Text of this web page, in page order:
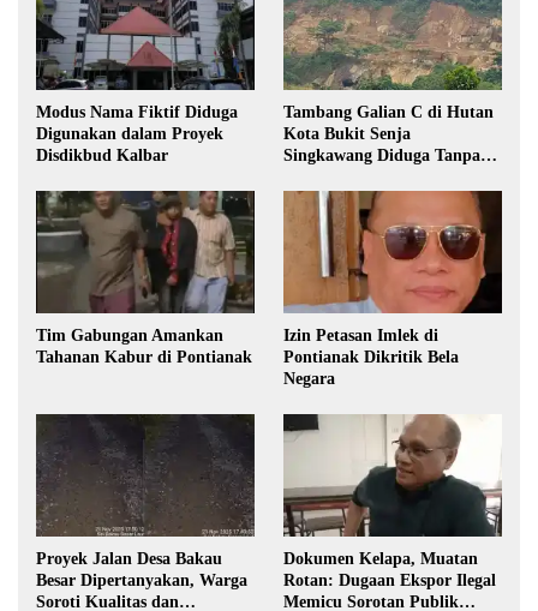
Modus Nama Fiktif Diduga
Digunakan dalam Proyek
Disdikbud Kalbar
Tambang Galian C di Hutan
Kota Bukit Senja
Singkawang Diduga Tanpa
Tim Gabungan Amankan
Tahanan Kabur di Pontianak
Izin Petasan Imlek di
Pontianak Dikritik Bela
Negara
Proyek Jalan Desa Bakau
Besar Dipertanyakan, Warga
Soroti Kualitas dan
Dokumen Kelapa, Muatan
Rotan: Dugaan Ekspor Ilegal
Memicu Sorotan Publik